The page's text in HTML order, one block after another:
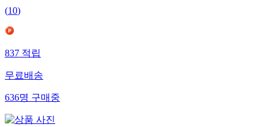
(10)
837 적립
무료배송
636명 구매중